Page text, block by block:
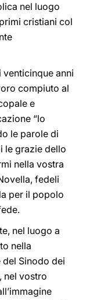
nel luogo
cristiani col
anni
compiuto al
e
“lo
le parole di
le grazie dello
nella vostra
fedeli
per il popolo
nel luogo a
nella
del Sinodo dei
nel vostro